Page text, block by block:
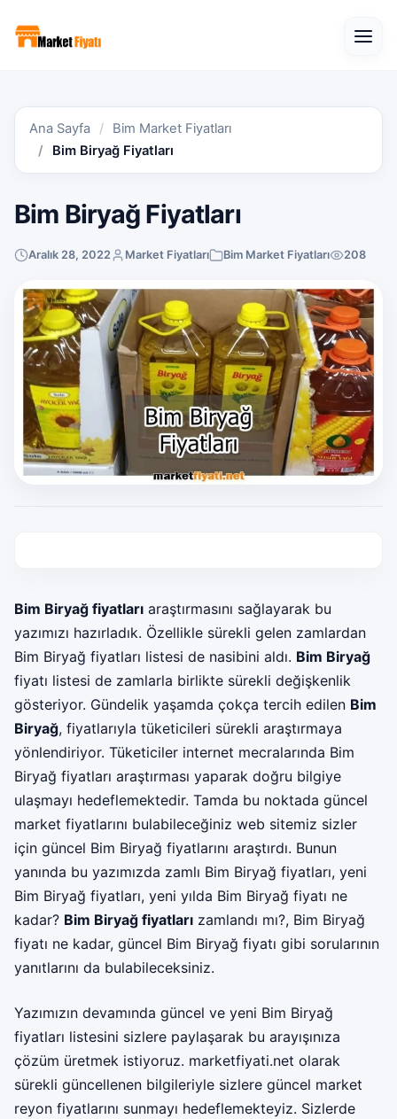
Ana Sayfa
Bim Market Fiyatları
Bim Biryağ Fiyatları
Bim Biryağ Fiyatları
Aralık 28, 2022 Market Fiyatları Bim Market Fiyatları 208
Bim Biryağ fiyatları araştırmasını sağlayarak bu
yazımızı hazırladık. Özellikle sürekli gelen zamlardan
Bim Biryağ fiyatları listesi de nasibini aldı. Bim Biryağ
fiyatı listesi de zamlarla birlikte sürekli değişkenlik
gösteriyor. Gündelik yaşamda çokça tercih edilen Bim
Biryağ, fiyatlarıyla tüketicileri sürekli araştırmaya
yönlendiriyor. Tüketiciler internet mecralarında Bim
Biryağ fiyatları araştırması yaparak doğru bilgiye
ulaşmayı hedeflemektedir. Tamda bu noktada güncel
market fiyatlarını bulabileceğiniz web sitemiz sizler
için güncel Bim Biryağ fiyatlarını araştırdı. Bunun
yanında bu yazımızda zamlı Bim Biryağ fiyatları, yeni
Bim Biryağ fiyatları, yeni yılda Bim Biryağ fiyatı ne
kadar? Bim Biryağ fiyatları zamlandı mı?, Bim Biryağ
fiyatı ne kadar, güncel Bim Biryağ fiyatı gibi sorularının
yanıtlarını da bulabileceksiniz.
Yazımızın devamında güncel ve yeni Bim Biryağ
fiyatları listesini sizlere paylaşarak bu arayışınıza
çözüm üretmek istiyoruz. marketfiyati.net olarak
sürekli güncellenen bilgileriyle sizlere güncel market
reyon fiyatlarını sunmayı hedeflemekteyiz. Sizlerde